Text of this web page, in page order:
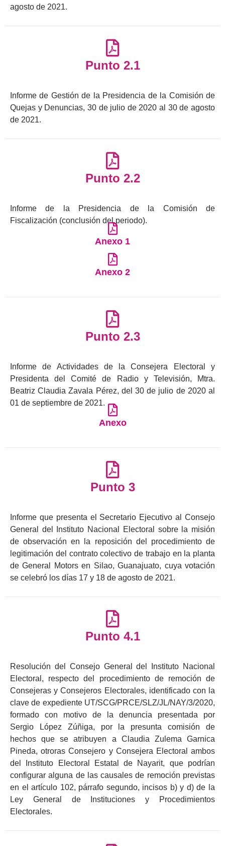
agosto de 2021.
Punto 2.1
Informe de Gestión de la Presidencia de la Comisión de
Quejas y Denuncias, 30 de julio de 2020 al 30 de agosto
de 2021.
Punto 2.2
Informe de la Presidencia de la Comisión de
Fiscalización (conclusión del periodo).
Anexo 1
Anexo 2
Punto 2.3
Informe de Actividades de la Consejera Electoral y
Presidenta del Comité de Radio y Televisión, Mtra.
Beatriz Claudia Zavala Pérez, del 30 de julio de 2020 al
01 de septiembre de 2021.
Anexo
Punto 3
Informe que presenta el Secretario Ejecutivo al Consejo
General del Instituto Nacional Electoral sobre la misión
de observación en la reposición del procedimiento de
legitimación del contrato colectivo de trabajo en la planta
de General Motors en Silao, Guanajuato, cuya votación
se celebró los días 17 y 18 de agosto de 2021.
Punto 4.1
Resolución del Consejo General del Instituto Nacional
Electoral, respecto del procedimiento de remoción de
Consejeras y Consejeros Electorales, identificado con la
clave de expediente UT/SCG/PRCE/SLZ/JL/NAY/3/2020,
formado con motivo de la denuncia presentada por
Sergio López Zúñiga, por la presunta comisión de
hechos que se atribuyen a Claudia Zulema Garnica
Pineda, otroras Consejero y Consejera Electoral ambos
del Instituto Electoral Estatal de Nayarit, que podrían
configurar alguna de las causales de remoción previstas
en el artículo 102, párrafo segundo, incisos b) y d) de la
Ley General de Instituciones y Procedimientos
Electorales.